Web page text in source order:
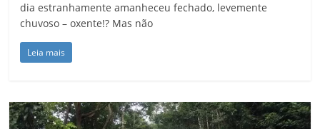
dia estranhamente amanheceu fechado, levemente
chuvoso – oxente!? Mas não
Leia mais